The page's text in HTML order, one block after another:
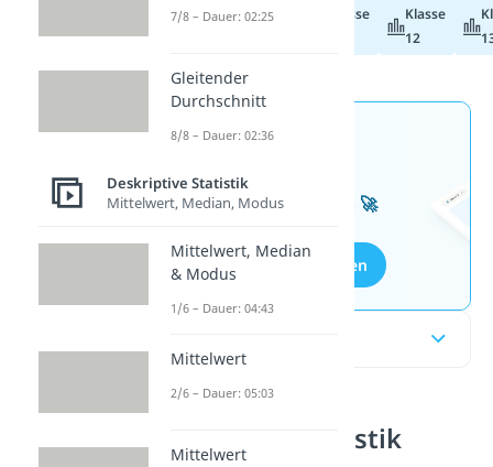
Abiturvorbereitung
Klasse
Klasse
12
Jetzt neu: Teste dein
Wissen mit unseren
kostenlosen Aufgaben 🚀
Aufgaben entdecken
Deskriptive Statistik
7/8 – Dauer: 02:25
Gleitender
Durchschnitt
8/8 – Dauer: 02:36
Deskriptive Statistik
Mittelwert, Median, Modus
Mittelwert, Median
& Modus
1/6 – Dauer: 04:43
Mittelwert
2/6 – Dauer: 05:03
Mittelwert